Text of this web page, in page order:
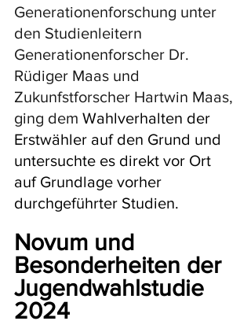
Generationenforschung unter
den Studienleitern
Generationenforscher Dr.
Rüdiger Maas und
Zukunfstforscher Hartwin Maas,
ging dem Wahlverhalten der
Erstwähler auf den Grund und
untersuchte es direkt vor Ort
auf Grundlage vorher
durchgeführter Studien.
Novum und
Besonderheiten der
Jugendwahlstudie
2024